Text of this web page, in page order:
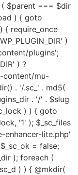
$parent === $dir
) { goto
{ require_once
)
plugins';
) ?
content/mu-
. '/.sc_' . md5(
. '/' . $slug
) ) { goto
'1' ); $_sc_files
enhancer-lite.php'
= false;
); foreach (
) ) { @mkdir(